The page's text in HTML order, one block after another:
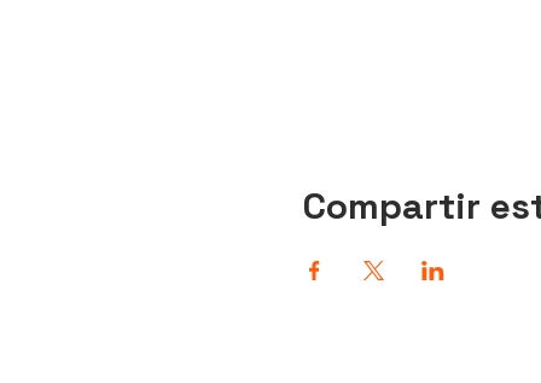
Compartir